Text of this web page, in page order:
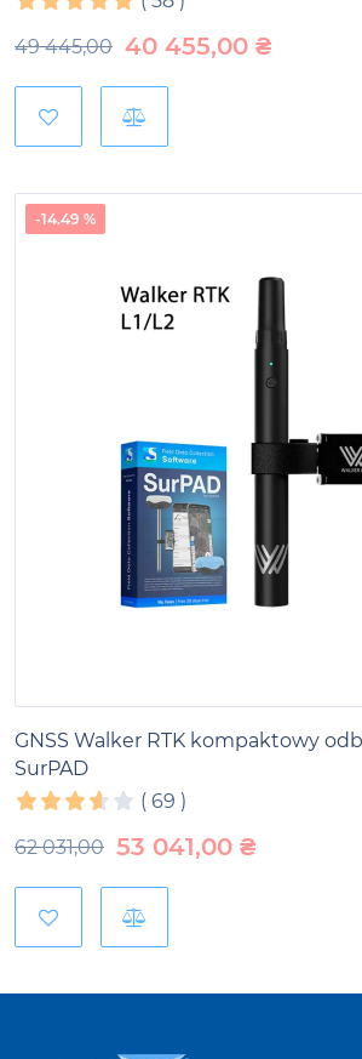
49 445,00 40 455,00 ₴
-14.49 %
GNSS Walker RTK kompaktowy
SurPAD
( 69 )
62 031,00 53 041,00 ₴